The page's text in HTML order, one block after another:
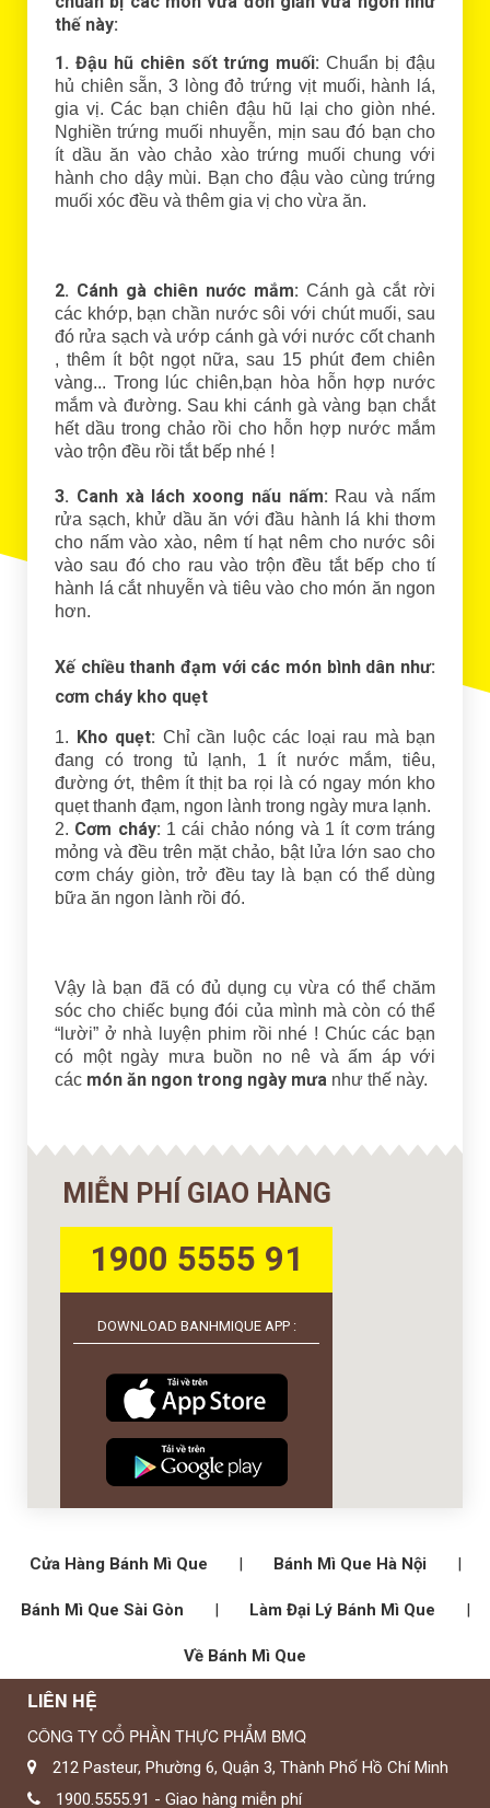
thế này:
1. Đậu hũ chiên sốt trứng muối: Chuẩn bị đậu
hủ chiên sẵn, 3 lòng đỏ trứng vịt muối, hành lá,
gia vị. Các bạn chiên đậu hũ lại cho giòn nhé.
Nghiền trứng muối nhuyễn, mịn sau đó bạn cho
ít dầu ăn vào chảo xào trứng muối chung với
hành cho dậy mùi. Bạn cho đậu vào cùng trứng
muối xóc đều và thêm gia vị cho vừa ăn.
2. Cánh gà chiên nước mắm: Cánh gà cắt rời
các khớp, bạn chần nước sôi với chút muối, sau
đó rửa sạch và ướp cánh gà với nước cốt chanh
, thêm ít bột ngọt nữa, sau 15 phút đem chiên
vàng... Trong lúc chiên,bạn hòa hỗn hợp nước
mắm và đường. Sau khi cánh gà vàng bạn chắt
hết dầu trong chảo rồi cho hỗn hợp nước mắm
vào trộn đều rồi tắt bếp nhé !
3. Canh xà lách xoong nấu nấm: Rau và nấm
rửa sạch, khử dầu ăn với đầu hành lá khi thơm
cho nấm vào xào, nêm tí hạt nêm cho nước sôi
vào sau đó cho rau vào trộn đều tắt bếp cho tí
hành lá cắt nhuyễn và tiêu vào cho món ăn ngon
hơn.
Xế chiều thanh đạm với các món bình dân như:
cơm cháy kho quẹt
1. Kho quẹt: Chỉ cần luộc các loại rau mà bạn
đang có trong tủ lạnh, 1 ít nước mắm, tiêu,
đường ớt, thêm ít thịt ba rọi là có ngay món kho
quẹt thanh đạm, ngon lành trong ngày mưa lạnh.
2. Cơm cháy: 1 cái chảo nóng và 1 ít cơm tráng
mỏng và đều trên mặt chảo, bật lửa lớn sao cho
cơm cháy giòn, trở đều tay là bạn có thể dùng
bữa ăn ngon lành rồi đó.
Vậy là bạn đã có đủ dụng cụ vừa có thể chăm
sóc cho chiếc bụng đói của mình mà còn có thể
“lười” ở nhà luyện phim rồi nhé ! Chúc các bạn
có một ngày mưa buồn no nê và ấm áp với
các món ăn ngon trong ngày mưa như thế này.
MIỄN PHÍ GIAO HÀNG
1900 5555 91
DOWNLOAD BANHMIQUE APP :
Cửa Hàng Bánh Mì Que | Bánh Mì Que Hà Nội |
Bánh Mì Que Sài Gòn | Làm Đại Lý Bánh Mì Que |
Về Bánh Mì Que
LIÊN HỆ
CÔNG TY CỔ PHẦN THỰC PHẨM BMQ
212 Pasteur, Phường 6, Quận 3, Thành Phố Hồ Chí Minh
1900.5555.91 - Giao hàng miễn phí